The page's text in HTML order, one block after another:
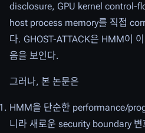
disclosure, GPU kernel control-
host process memory를 직접
다. GHOST-ATTACK은 HMM이
음을 보인다.
그러나, 본 논문은
HMM을 단순한 performance/
니라 새로운 security boundary 변